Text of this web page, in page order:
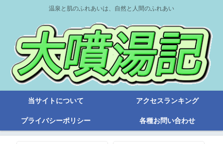
温泉と肌のふれあいは、自然と人間のふれあい
当サイトについて アクセスランキング
プライバシーポリシー 各種お問い合わせ